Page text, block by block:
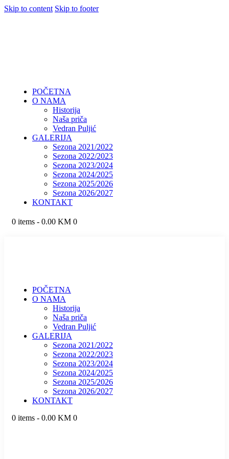
Skip to content Skip to footer
POČETNA
O NAMA
Historija
Naša priča
Vedran Puljić
GALERIJA
Sezona 2021/2022
Sezona 2022/2023
Sezona 2023/2024
Sezona 2024/2025
Sezona 2025/2026
Sezona 2026/2027
KONTAKT
0 items - 0.00 KM 0
POČETNA
O NAMA
Historija
Naša priča
Vedran Puljić
GALERIJA
Sezona 2021/2022
Sezona 2022/2023
Sezona 2023/2024
Sezona 2024/2025
Sezona 2025/2026
Sezona 2026/2027
KONTAKT
0 items - 0.00 KM 0